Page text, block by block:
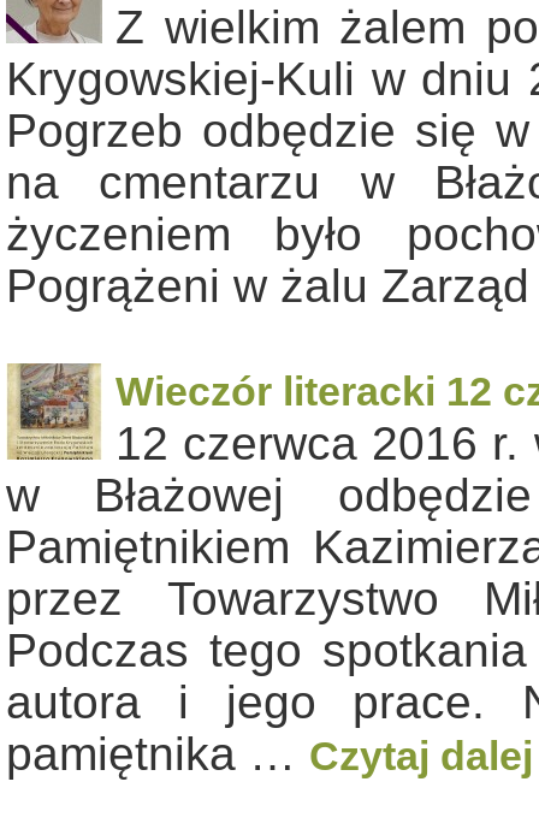
Z wielkim żalem
Krygowskiej-Kuli w dniu
Pogrzeb odbędzie się
na cmentarzu w
życzeniem było
Pogrążeni w żalu
Wieczór literacki 12
12 czerwca 2016
w Błażowej
Pamiętnikiem
przez Towarzystwo
Podczas tego
autora i jego prace.
pamiętnika … Czytaj